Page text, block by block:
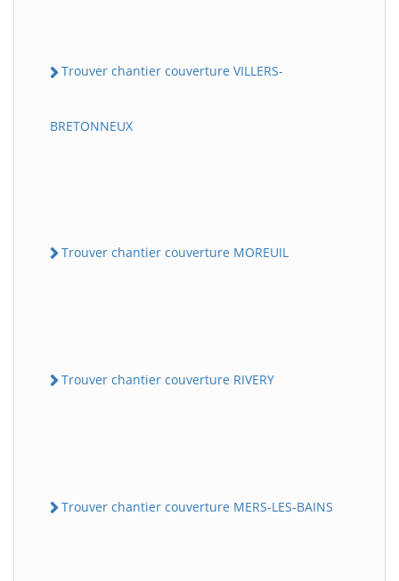
Trouver chantier couverture VILLERS-
BRETONNEUX
Trouver chantier couverture MOREUIL
Trouver chantier couverture RIVERY
Trouver chantier couverture MERS-LES-BAINS